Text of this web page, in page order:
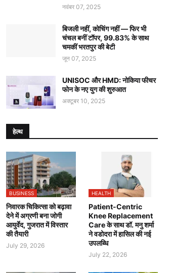
नवंबर 07, 2025
बिजली नहीं, कोचिंग नहीं — फिर भी
चंचल बनीं टॉपर, 99.83% के साथ
चमकीं भरतपुर की बेटी
जून 07, 2025
UNISOC और HMD: नोकिया फीचर
फोन के नए युग की शुरुआत
अक्टूबर 10, 2025
हेल्थ
BUSINESS
निवारक चिकित्सा को बढ़ावा
देने में अग्रणी बना जोगी
आयुर्वेद, गुजरात में विस्तार
की तैयारी
July 29, 2026
HEALTH
Patient-Centric
Knee Replacement
Care के साथ डॉ. मनु शर्मा
ने वडोदरा में हासिल की नई
उपलब्धि
July 22, 2026